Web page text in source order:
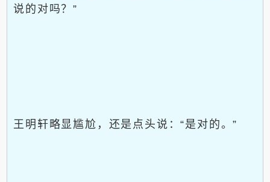
说的对吗？”
王明轩略显尴尬，还是点头说：“是对的。”